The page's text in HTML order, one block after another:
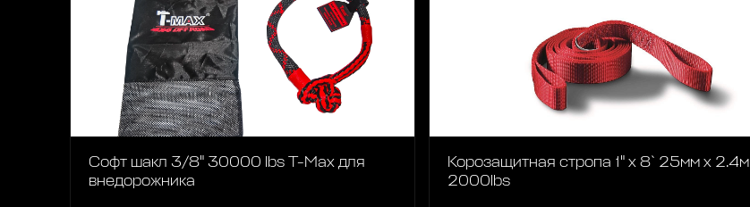
Софт шакл 3/8" 30000 lbs T-Max для
внедорожника
Корозащитная стропа 1" x 8` 25мм х 2.4м
2000lbs